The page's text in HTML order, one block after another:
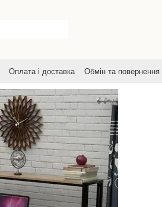
Оплата і доставка Обмін та повернення